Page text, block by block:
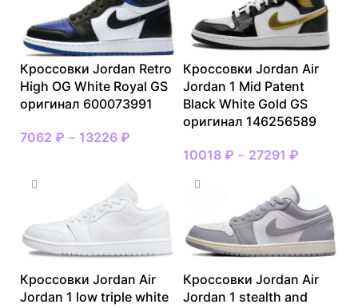
Кроссовки Jordan Retro
High OG White Royal GS
оригинал 600073991
7062 ₽ – 13226 ₽
Кроссовки Jordan Air
Jordan 1 Mid Patent
Black White Gold GS
оригинал 146256589
10018 ₽ – 27291 ₽
Кроссовки Jordan Air
Jordan 1 low triple white
Кроссовки Jordan Air
Jordan 1 stealth and